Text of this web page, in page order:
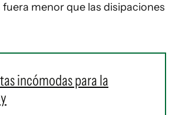
menor que las disipaciones
incómodas para la